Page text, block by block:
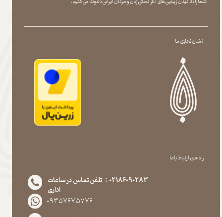
نشان تجاری ما
راه های ارتباط با ما
02186090283 : تلفن تماس در ساعات
اداری
۰۹۳۵۷۶۷۵۷۷۶